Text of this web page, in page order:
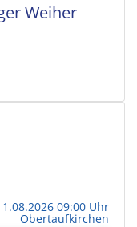
Weiher
09:00 Uhr
Obertaufkirchen